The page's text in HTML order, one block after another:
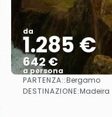
da
1.285 €
642 €
a persona
Vedere
PARTENZA::Bergamo
DESTINAZIONE:Madeira